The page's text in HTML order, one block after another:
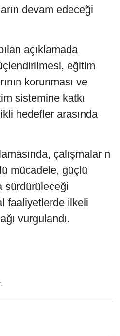
devam edeceği
açıklamada
eğitim
korunması ve
sistemine katkı
hedefler arasında
çalışmaların
mücadele, güçlü
sürdürüleceği
faaliyetlerde ilkeli
vurgulandı.